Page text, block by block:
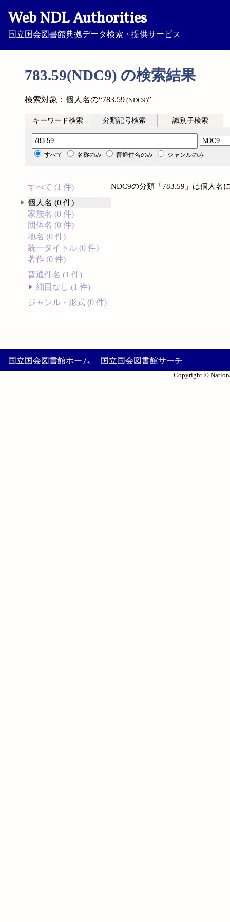
Web NDL Authorities
国立国会図書館典拠データ検索・提供サービス
783.59(NDC9) の検索結果
検索対象：個人名の“783.59 (NDC9)”
キーワード検索 分類記号検索 識別子検索
分類記号検索
すべて 名称のみ 普通件名のみ ジャンルのみ
すべて (1 件)
個人名 (0 件)
家族名 (0 件)
団体名 (0 件)
地名 (0 件)
統一タイトル (0 件)
著作 (0 件)
普通件名 (1 件)
細目なし (1 件)
ジャンル・形式 (0 件)
NDC9の分類「783.59」は個人名
国立国会図書館ホーム 国立国会図書館サーチ
Copyright ©